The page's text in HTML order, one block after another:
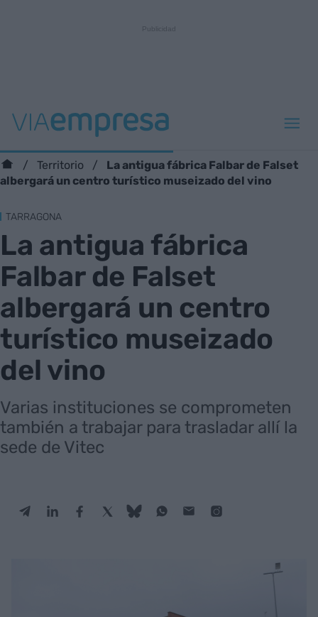
Territorio
La antigua fábrica Falbar de Falset
albergará un centro turístico museizado del vino
TARRAGONA
La antigua fábrica
Falbar de Falset
albergará un centro
turístico museizado
del vino
Varias instituciones se comprometen
también a trabajar para trasladar allí la
sede de Vitec